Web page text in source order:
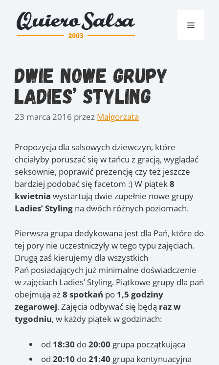
treści
Menu
Dwie nowe grupy
Ladies’ Styling
23 marca 2016 przez Małgorzata
Propozycja dla salsowych dziewczyn, które
chciałyby poruszać się w tańcu z gracją, wyglądać
seksownie, poprawić prezencję czy też jeszcze
bardziej podobać się facetom :) W piątek8
kwietnia wystartują dwie zupełnie nowe grupy
Ladies’ Styling na dwóch różnych poziomach.
Pierwsza grupa dedykowana jest dla Pań, które do
tej pory nie uczestniczyły w tego typu zajęciach.
Drugą zaś kierujemy dla wszystkich
Pań posiadających już minimalne doświadczenie
w zajęciach Ladies’ Styling. Piątkowe grupy dla pań
obejmują aż8 spotkań po 1,5 godziny
zegarowej. Zajęcia odbywać się będą raz w
tygodniu, w każdy piątek w godzinach:
od 18:30 do20:00 grupa początkująca
od 20:10 do21:40 grupa kontynuacyjna